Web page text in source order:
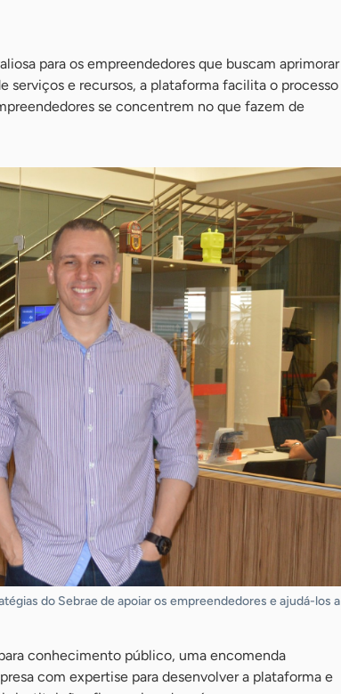
para os empreendedores que buscam aprimorar
serviços e recursos, a plataforma facilita o processo
se concentrem no que fazem de
do Sebrae de apoiar os empreendedores e ajudá-los a
conhecimento público, uma encomenda
com expertise para desenvolver a plataforma e